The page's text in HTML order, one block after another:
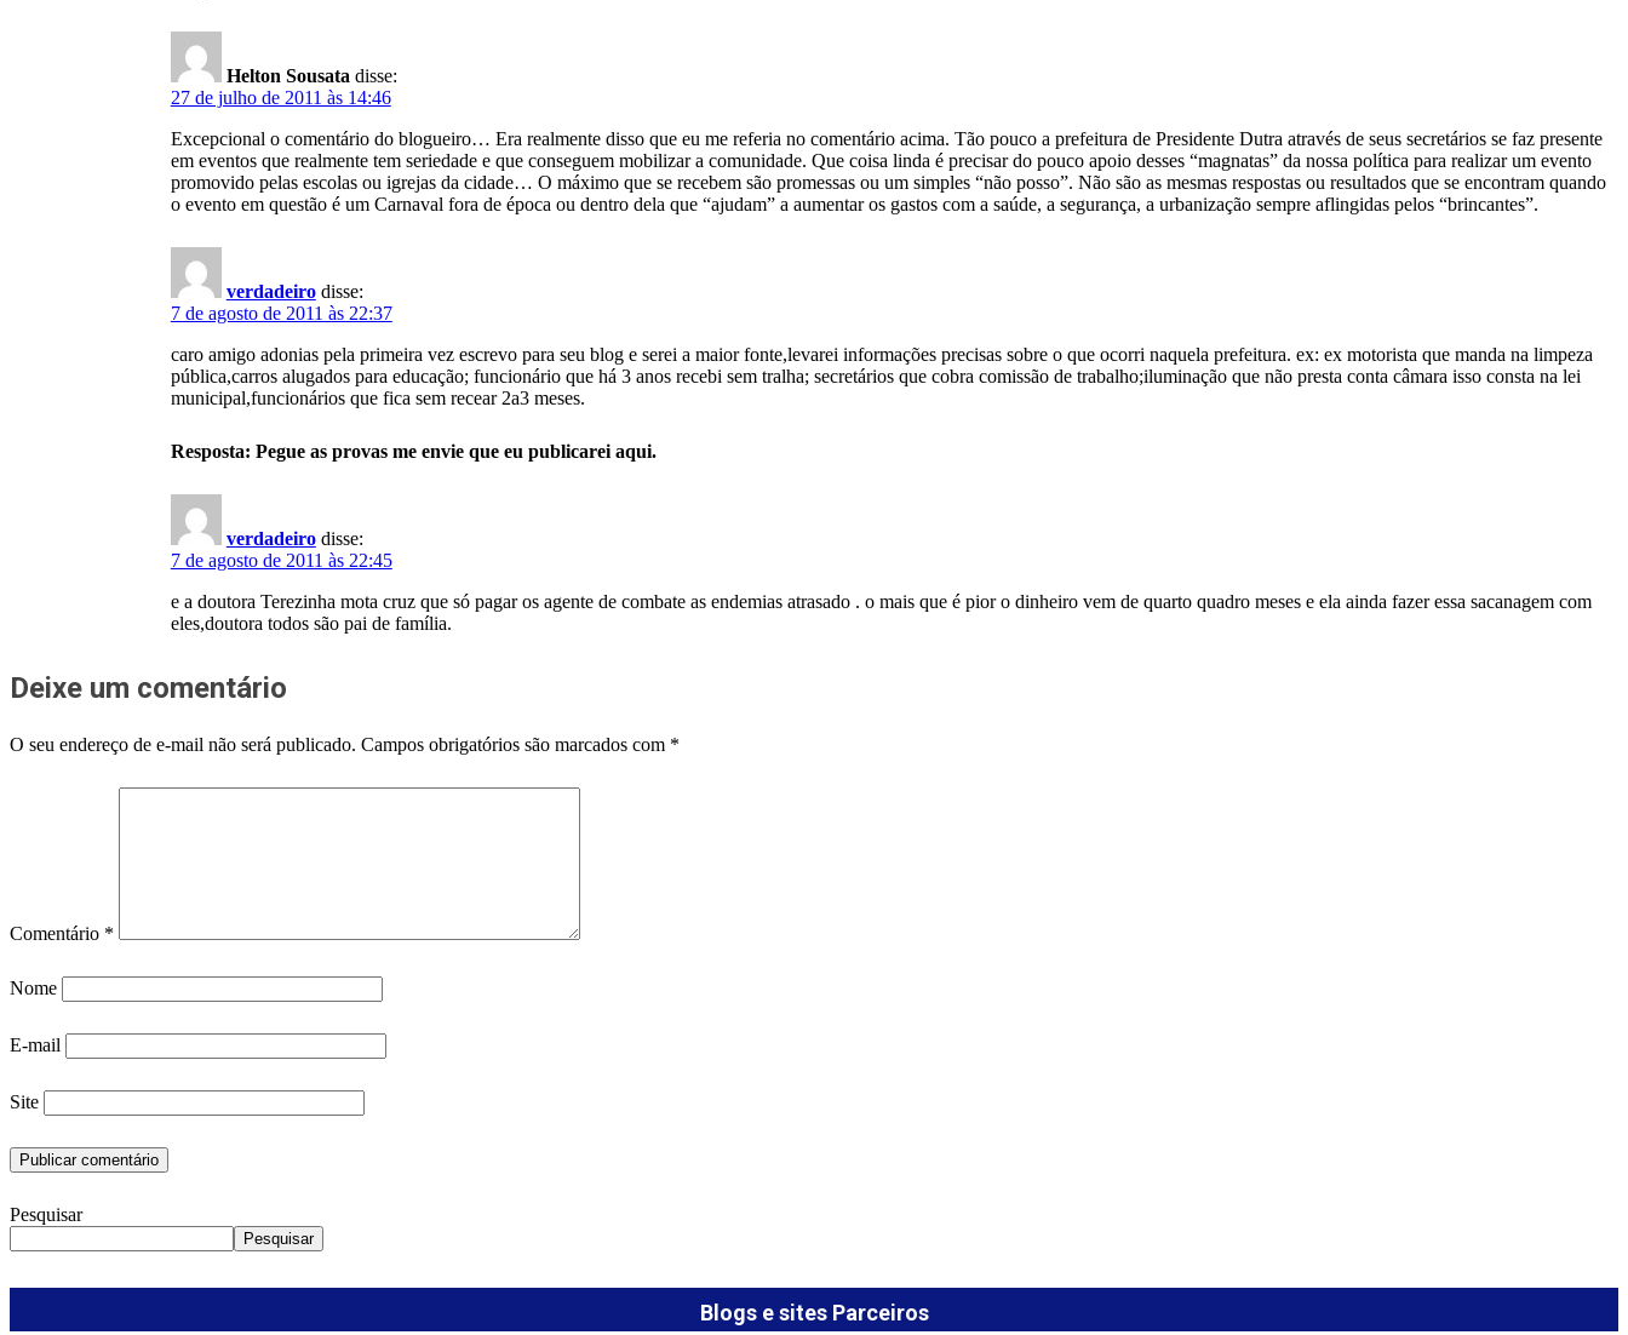
Helton Sousata disse:
27 de julho de 2011 às 14:46
Excepcional o comentário do blogueiro… Era realmente disso que eu me referia no comentário acima. Tão pouco a prefeitura de Presidente Dutra através de seus secretários se faz presente
em eventos que realmente tem seriedade e que conseguem mobilizar a comunidade. Que coisa linda é precisar do pouco apoio desses “magnatas” da nossa política para realizar um evento
promovido pelas escolas ou igrejas da cidade… O máximo que se recebem são promessas ou um simples “não posso”. Não são as mesmas respostas ou resultados que se encontram quando
o evento em questão é um Carnaval fora de época ou dentro dela que “ajudam” a aumentar os gastos com a saúde, a segurança, a urbanização sempre aflingidas pelos “brincantes”.
verdadeiro disse:
7 de agosto de 2011 às 22:37
caro amigo adonias pela primeira vez escrevo para seu blog e serei a maior fonte,levarei informações precisas sobre o que ocorri naquela prefeitura. ex: ex motorista que manda na limpeza
pública,carros alugados para educação; funcionário que há 3 anos recebi sem tralha; secretários que cobra comissão de trabalho;iluminação que não presta conta câmara isso consta na lei
municipal,funcionários que fica sem recear 2a3 meses.
Resposta: Pegue as provas me envie que eu publicarei aqui.
verdadeiro disse:
7 de agosto de 2011 às 22:45
e a doutora Terezinha mota cruz que só pagar os agente de combate as endemias atrasado . o mais que é pior o dinheiro vem de quarto quadro meses e ela ainda fazer essa sacanagem com
eles,doutora todos são pai de família.
Deixe um comentário
O seu endereço de e-mail não será publicado. Campos obrigatórios são marcados com *
Comentário *
Nome
E-mail
Site
Pesquisar
Pesquisar
Blogs e sites Parceiros